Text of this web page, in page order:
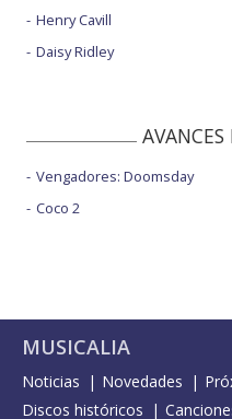
Henry Cavill
Daisy Ridley
AVANCES
Vengadores: Doomsday
Coco 2
MUSICALIA
Noticias Novedades
Discos históricos